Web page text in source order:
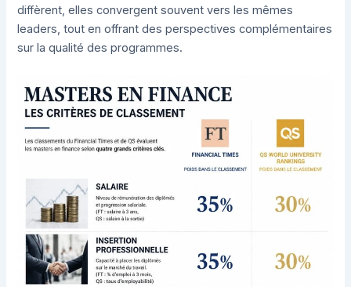
diffèrent, elles convergent souvent vers les mêmes
leaders, tout en offrant des perspectives complémentaires
sur la qualité des programmes.